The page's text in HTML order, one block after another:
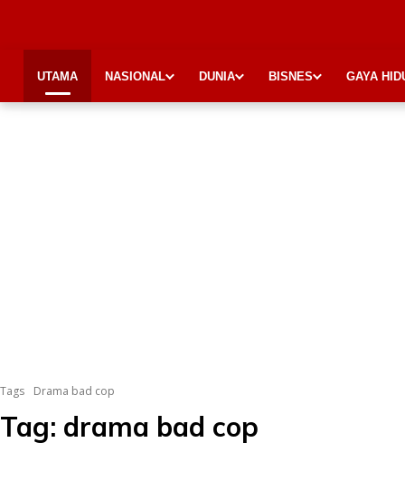
UTAMA NASIONAL DUNIA BISNES GAYA
Tags Drama bad cop
Tag: drama bad cop